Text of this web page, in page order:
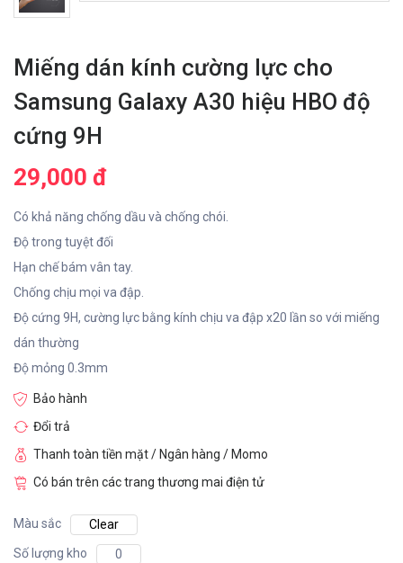
Miếng dán kính cường lực cho
Samsung Galaxy A30 hiệu HBO độ
cứng 9H
29,000 đ
Có khả năng chống dầu và chống chói.
Độ trong tuyệt đối
Hạn chế bám vân tay.
Chống chịu mọi va đập.
Độ cứng 9H, cường lực bằng kính chịu va đập x20 lần so với miếng
dán thường
Độ mỏng 0.3mm
Bảo hành
Đổi trả
Thanh toàn tiền mặt / Ngân hàng / Momo
Có bán trên các trang thương mai điện tử
Màu sắc
Clear
Số lượng kho
0